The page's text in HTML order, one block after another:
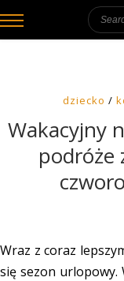
dziecko /
Wakacyjny
podróże
Wraz z coraz
się sezon urlopowy.